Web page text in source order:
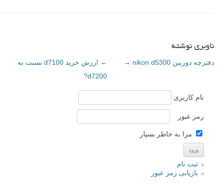
ناوبری نوشته
←
ارزش خرید d7100 نسبت به
d7200?
دفترچه دوربین nikon d5300 →
نام کاربری
رمز عبور
مرا به خاطر بسپار
ثبت نام
بازیابی رمز عبور